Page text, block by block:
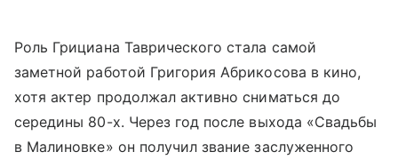
Роль Грициана Таврического стала самой
заметной работой Григория Абрикосова в кино,
хотя актер продолжал активно сниматься до
середины 80-х. Через год после выхода «Свадьбы
в Малиновке» он получил звание заслуженного